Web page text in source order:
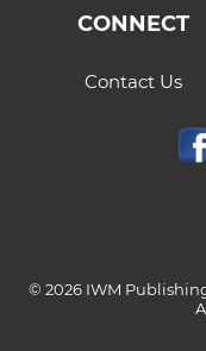
CONNECT
Contact Us
© 2026 IWM